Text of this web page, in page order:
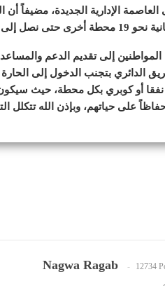
المصري الكبير.
المواطنين إلى تقديم الدعم
الدائري بتجنب الدخول إلى
نفقا أو كوبري بكل محطة، حيث
على حياتهم، وبإذن الله تتكلل
Nagwa Ragab 12734